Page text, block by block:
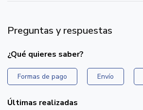
Preguntas y respuestas
¿Qué quieres saber?
Formas de pago Envío
Últimas realizadas